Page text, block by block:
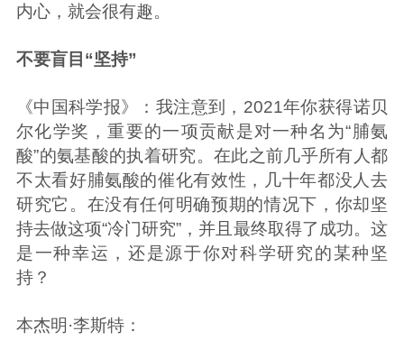
内心，就会很有趣。
不要盲目“坚持”
《中国科学报》：我注意到，2021年你获得诺贝
尔化学奖，重要的一项贡献是对一种名为“脯氨
酸”的氨基酸的执着研究。在此之前几乎所有人都
不太看好脯氨酸的催化有效性，几十年都没人去
研究它。在没有任何明确预期的情况下，你却坚
持去做这项“冷门研究”，并且最终取得了成功。这
是一种幸运，还是源于你对科学研究的某种坚
持？
本杰明·李斯特：